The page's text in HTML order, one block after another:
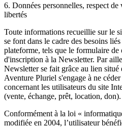
6. Données personnelles, respect
libertés
Toute informations recueillie sur le
se font dans le cadre des besoins
plateforme, tels que le formulaire de
d'inscription à la Newsletter. Par
Newsletter se fait grâce au lien situé
Aventure Pluriel s'engage à ne
concernant les utilisateurs du site
(vente, échange, prêt, location, don).
Conformément à la loi «
modifiée en 2004, l’utilisateur